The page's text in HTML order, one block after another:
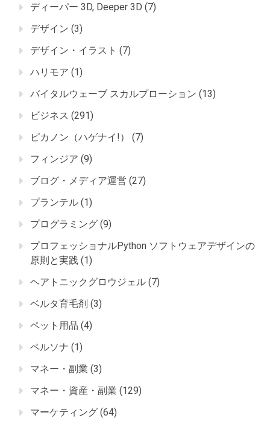
ディーパー 3D, Deeper 3D (7)
デザイン (3)
デザイン・イラスト (7)
ハリモア (1)
バイタルウェーブ スカルプローション (13)
ビジネス (291)
ピカノン（ハゲナイ!）
(7)
フィンジア (9)
ブログ・メディア運営 (27)
プランテル (1)
プログラミング (9)
プロフェッショナルPython ソフトウェアデザインの
原則と実践 (1)
ヘアトニックグロウジェル (7)
ベルタ育毛剤 (3)
ペット用品 (4)
ペルソナ (1)
マネー・副業 (3)
マネー・資産・副業 (129)
マーケティング (64)